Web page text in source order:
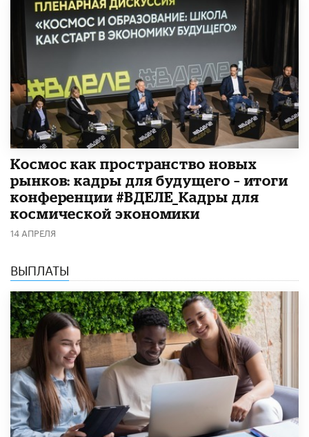
Космос как пространство новых
рынков: кадры для будущего – итоги
конференции #ВДЕЛЕ_Кадры для
космической экономики
14 АПРЕЛЯ
ВЫПЛАТЫ